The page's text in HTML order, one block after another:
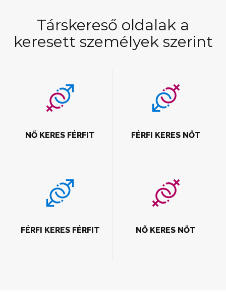
Társkereső oldalak a
keresett személyek szerint
NŐ KERES FÉRFIT FÉRFI KERES NŐT
FÉRFI KERES FÉRFIT NŐ KERES NŐT